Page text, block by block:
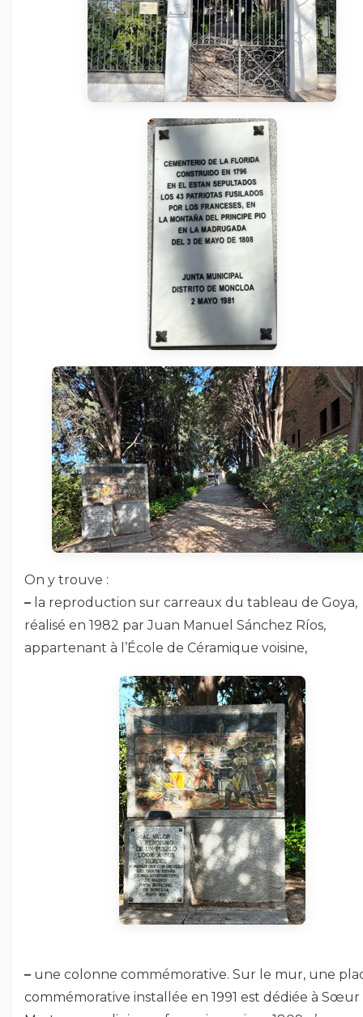
On y trouve :
– la reproduction sur carreaux du tableau de Goya,
réalisé en 1982 par Juan Manuel Sánchez Ríos,
appartenant à l’École de Céramique voisine,
– une colonne commémorative. Sur le mur, une
commémorative installée en 1991 est dédiée à Sœur